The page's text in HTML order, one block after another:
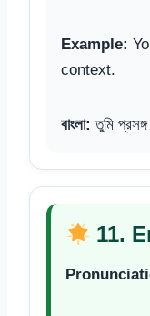
Example:
context.
বাংলা: তুমি
11.